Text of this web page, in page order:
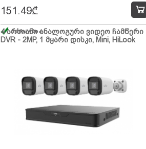
4 არხიანი ანალოგური ვიდეო ჩამწერი
DVR - 2MP, 1 მყარი დისკი, Mini, HiLook
151.49₾
მარაგშია